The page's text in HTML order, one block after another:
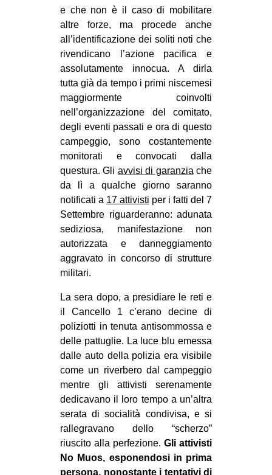
e che non è il caso di mobilitare
altre forze, ma procede anche
all’identificazione dei soliti noti che
rivendicano l’azione pacifica e
assolutamente innocua. A dirla
tutta già da tempo i primi niscemesi
maggiormente coinvolti
nell’organizzazione del comitato,
degli eventi passati e ora di questo
campeggio, sono costantemente
monitorati e convocati dalla
questura. Gli avvisi di garanzia che
da lì a qualche giorno saranno
notificati a 17 attivisti per i fatti del 7
Settembre riguarderanno: adunata
sediziosa, manifestazione non
autorizzata e danneggiamento
aggravato in concorso di strutture
militari.
La sera dopo, a presidiare le reti e
il Cancello 1 c’erano decine di
poliziotti in tenuta antisommossa e
delle pattuglie. La luce blu emessa
dalle auto della polizia era visibile
come un riverbero dal campeggio
mentre gli attivisti serenamente
dedicavano il loro tempo a un’altra
serata di socialità condivisa, e si
rallegravano dello “scherzo”
riuscito alla perfezione. Gli attivisti
No Muos, esponendosi in prima
persona, nonostante i tentativi di